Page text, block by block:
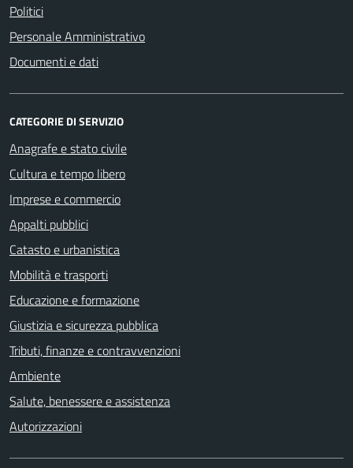
Politici
Personale Amministrativo
Documenti e dati
CATEGORIE DI SERVIZIO
Anagrafe e stato civile
Cultura e tempo libero
Imprese e commercio
Appalti pubblici
Catasto e urbanistica
Mobilità e trasporti
Educazione e formazione
Giustizia e sicurezza pubblica
Tributi, finanze e contravvenzioni
Ambiente
Salute, benessere e assistenza
Autorizzazioni